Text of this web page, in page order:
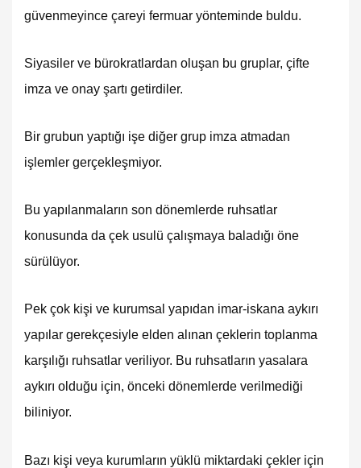
güvenmeyince çareyi fermuar yönteminde buldu.
Siyasiler ve bürokratlardan oluşan bu gruplar, çifte
imza ve onay şartı getirdiler.
Bir grubun yaptığı işe diğer grup imza atmadan
işlemler gerçekleşmiyor.
Bu yapılanmaların son dönemlerde ruhsatlar
konusunda da çek usulü çalışmaya baladığı öne
sürülüyor.
Pek çok kişi ve kurumsal yapıdan imar-iskana aykırı
yapılar gerekçesiyle elden alınan çeklerin toplanma
karşılığı ruhsatlar veriliyor. Bu ruhsatların yasalara
aykırı olduğu için, önceki dönemlerde verilmediği
biliniyor.
Bazı kişi veya kurumların yüklü miktardaki çekler için